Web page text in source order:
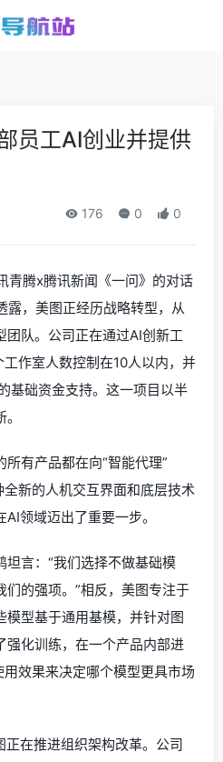
员工AI创业并提供
176 0 0
青腾x腾讯新闻《一问》的对话
露，美图正经历战略转型，从
团队。公司正在通过AI创新工
作室人数控制在10人以内，并
基础资金支持。这一项目以半
有产品都在向“智能代理”
全新的人机交互界面和底层技术
领域迈出了重要一步。
言：“我们选择不做基础模
们的强项。”相反，美图专注于
模型基于通用基模，并针对图
强化训练，在一个产品内部进
效果来决定哪个模型更具市场
在推进组织架构改革。公司